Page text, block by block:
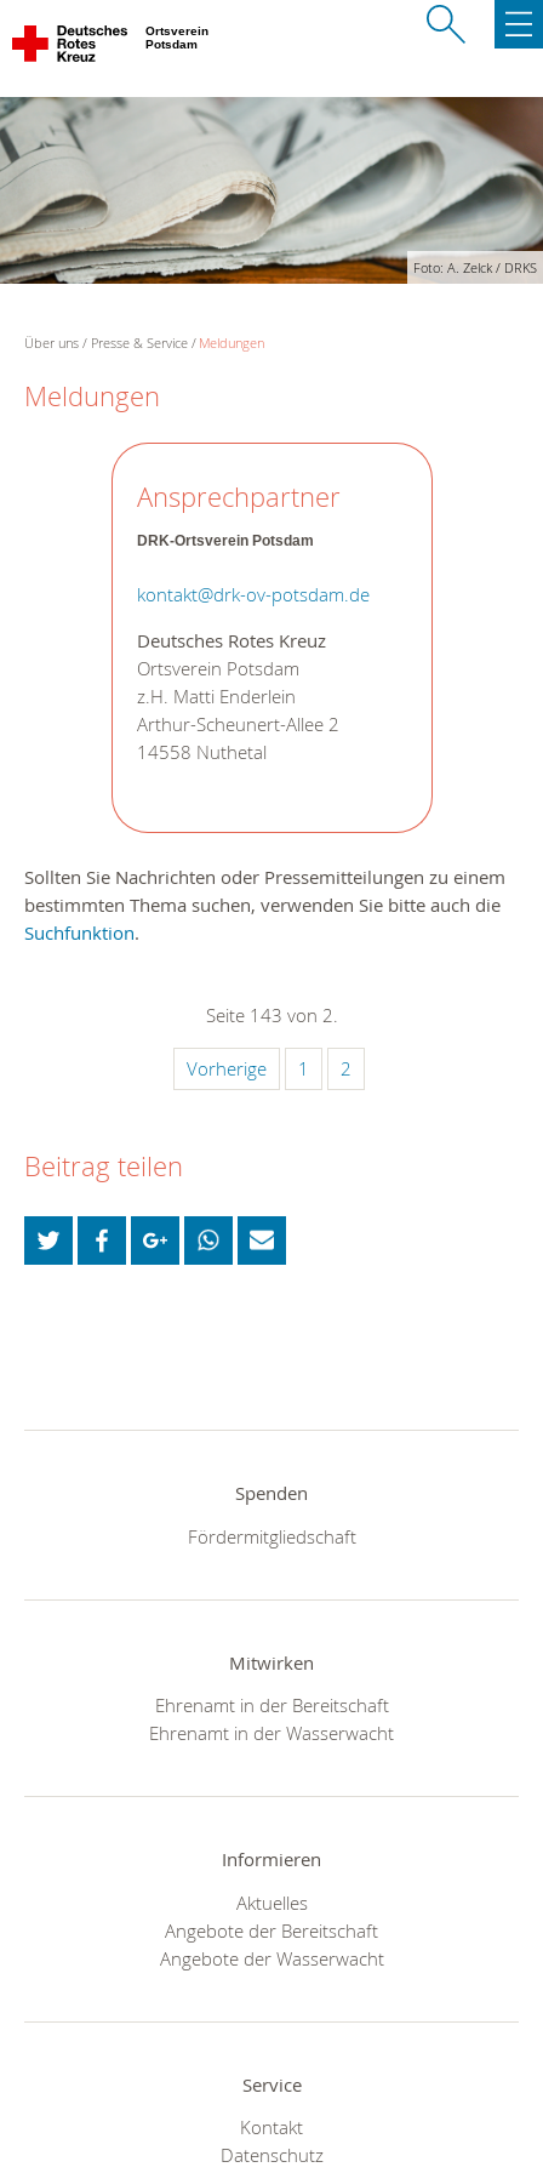
Ortsverein
Potsdam
Foto: A. Zelck / DRKS
Über uns Presse & Service Meldungen
Meldungen
Ansprechpartner
DRK-Ortsverein Potsdam
kontakt@drk-ov-potsdam.de
Deutsches Rotes Kreuz
Ortsverein Potsdam
z.H. Matti Enderlein
Arthur-Scheunert-Allee 2
14558 Nuthetal
Sollten Sie Nachrichten oder Pressemitteilungen zu einem
bestimmten Thema suchen, verwenden Sie bitte auch die
Suchfunktion.
Seite 143 von 2.
Vorherige 1 2
Beitrag teilen
Spenden
Fördermitgliedschaft
Mitwirken
Ehrenamt in der Bereitschaft
Ehrenamt in der Wasserwacht
Informieren
Aktuelles
Angebote der Bereitschaft
Angebote der Wasserwacht
Service
Kontakt
Datenschutz